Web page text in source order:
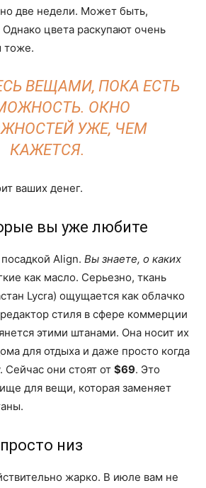
две недели. Может быть,
цвета раскупают очень
тоже.
ВЕЩАМИ, ПОКА ЕСТЬ
ОКНО
УЖЕ, ЧЕМ
КАЖЕТСЯ.
ваших денег.
вы уже любите
Align. Вы знаете, о каких
как масло. Серьезно, ткань
Lycra) ощущается как облачко
стиля в сфере коммерции
этими штанами. Она носит их
для отдыха и даже просто когда
Сейчас они стоят от $69. Это
для вещи, которая заменяет
низ
жарко. В июле вам не